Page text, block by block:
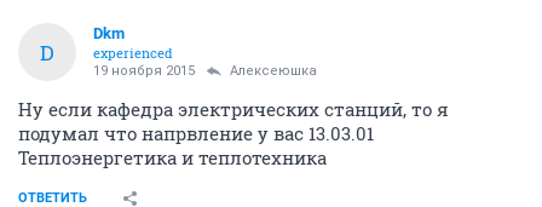
D
Dkm
experienced
19 ноября 2015 Алексеюшка
Ну если кафедра электрических станций, то я
подумал что напрвление у вас 13.03.01
Теплоэнергетика и теплотехника
ОТВЕТИТЬ